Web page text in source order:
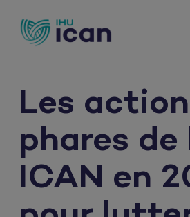
Les
phares de
ICAN en